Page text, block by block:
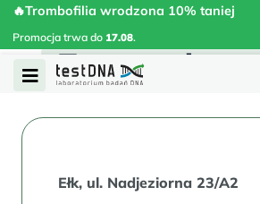
Skip
content
🔥Trombofilia wrodzona 10% taniej
Promocja trwa do 17.08.
🔥Trombofilia wrodzona 10% taniej
Open
Test na
Ełk, ul. Nadjeziorna 23/A2